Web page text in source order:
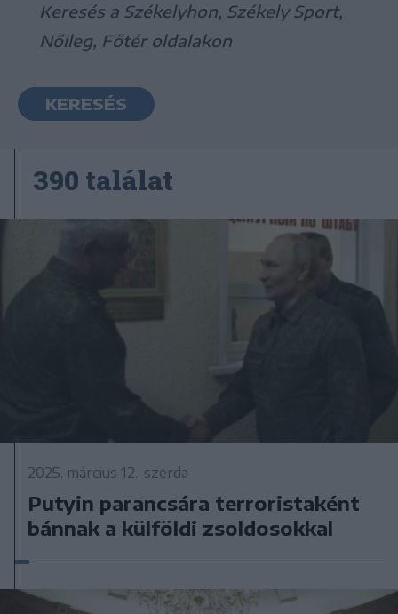
Keresés a Székelyhon, Székely Sport,
Nőileg, Főtér oldalakon
KERESÉS
390 találat
2025. március 12., szerda
Putyin parancsára terroristaként
bánnak a külföldi zsoldosokkal